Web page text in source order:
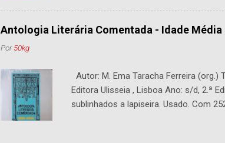
Antologia Literária Comentada - Idade Média
Por50kg
Autor: M. Ema Taracha Ferreira
Editora Ulisseia , Lisboa Ano: s/d, 2.ª
sublinhados a lapiseira. Usado. Com